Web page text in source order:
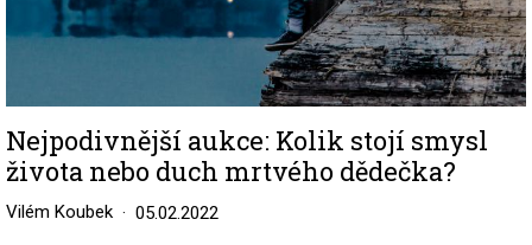
Nejpodivnější aukce: Kolik stojí smysl
života nebo duch mrtvého dědečka?
Vilém Koubek 05.02.2022